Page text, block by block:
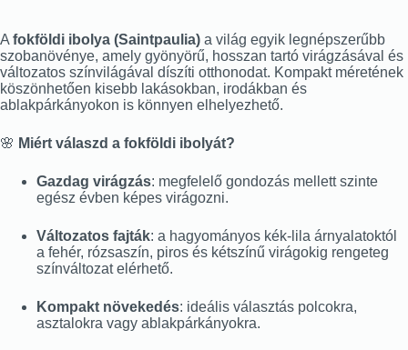
A fokföldi ibolya (Saintpaulia) a világ egyik legnépszerűbb
szobanövénye, amely gyönyörű, hosszan tartó virágzásával és
változatos színvilágával díszíti otthonodat. Kompakt méretének
köszönhetően kisebb lakásokban, irodákban és
ablakpárkányokon is könnyen elhelyezhető.
🌸 Miért válaszd a fokföldi ibolyát?
Gazdag virágzás: megfelelő gondozás mellett szinte
egész évben képes virágozni.
Változatos fajták: a hagyományos kék-lila árnyalatoktól
a fehér, rózsaszín, piros és kétszínű virágokig rengeteg
színváltozat elérhető.
Kompakt növekedés: ideális választás polcokra,
asztalokra vagy ablakpárkányokra.